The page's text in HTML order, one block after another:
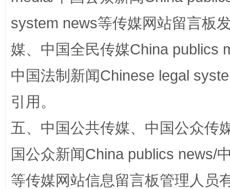
揭开“小金库”的免责幌子
system news等传媒网站留言板
媒、中国全民传媒China publics
中国法制新闻Chinese legal
引用。
五、中国公共传媒、中国公众传
国公众新闻China publics news/
等传媒网站信息留言板管理人员